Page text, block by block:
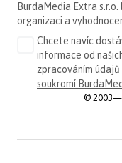
BurdaMedia Extra s.r.o.
organizaci a
Chcete navíc
informace od
zpracováním
soukromí
©